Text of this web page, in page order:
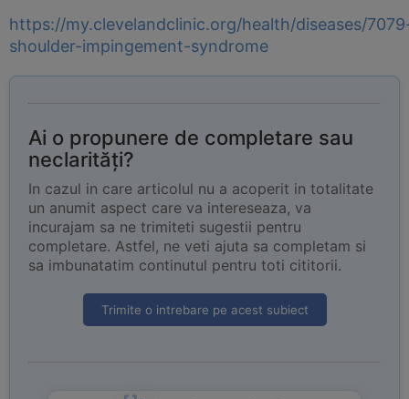
https://my.clevelandclinic.org/health/diseases/
shoulder-impingement-syndrome
Ai o propunere de completare sau
neclarități?
In cazul in care articolul nu a acoperit in totalitate
un anumit aspect care va intereseaza, va
incurajam sa ne trimiteti sugestii pentru
completare. Astfel, ne veti ajuta sa completam si
sa imbunatatim continutul pentru toti cititorii.
Trimite o intrebare pe acest subiect